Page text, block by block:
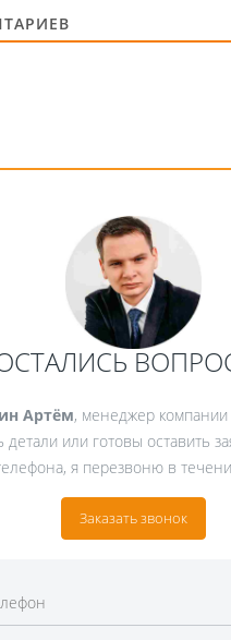
Артём, менеджер компании
детали или готовы оставить
я перезвоню в
Заказать звонок